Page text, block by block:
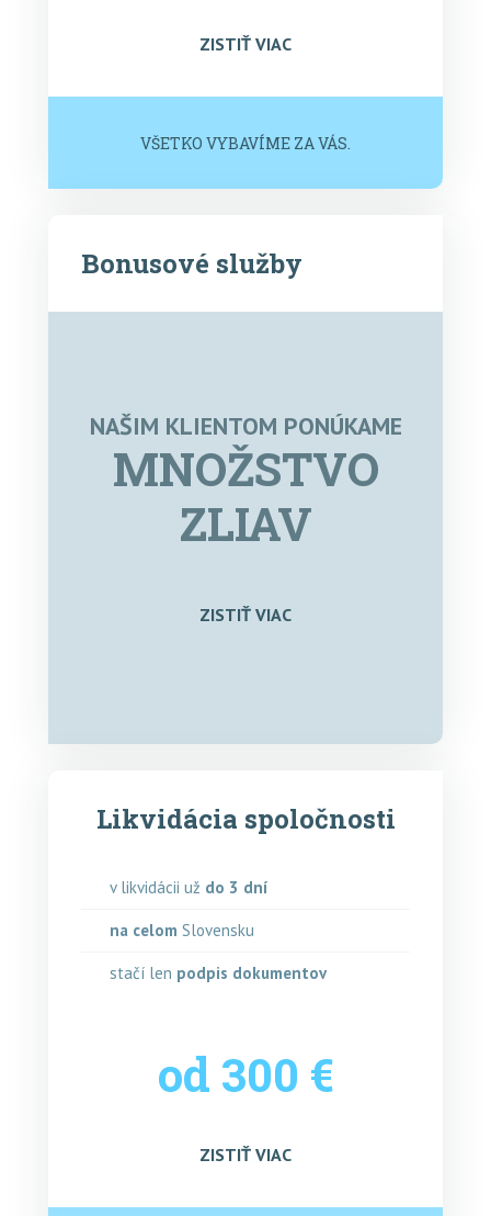
ZISTIŤ VIAC
VŠETKO VYBAVÍME ZA VÁS.
Bonusové služby
NAŠIM KLIENTOM PONÚKAME
MNOŽSTVO
ZLIAV
ZISTIŤ VIAC
Likvidácia spoločnosti
v likvidácii už do 3 dní
na celom Slovensku
stačí len podpis dokumentov
od 300 €
ZISTIŤ VIAC